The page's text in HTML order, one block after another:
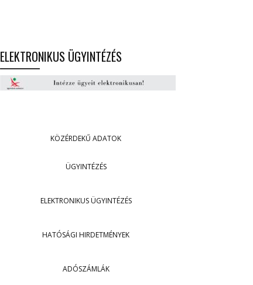
ELEKTRONIKUS ÜGYINTÉZÉS
KÖZÉRDEKŰ ADATOK
ÜGYINTÉZÉS
ELEKTRONIKUS ÜGYINTÉZÉS
HATÓSÁGI HIRDETMÉNYEK
ADÓSZÁMLÁK